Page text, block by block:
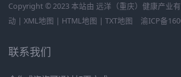
Copyright © 2023 本站由 远洋（重庆）健康产业
动 | XML地图 | HTML地图 | TXT地图 渝ICP备
联系我们